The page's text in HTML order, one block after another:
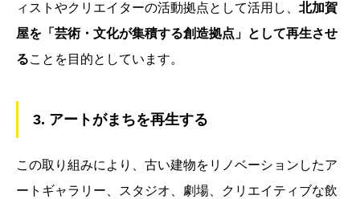
ィストやクリエイターの活動拠点として活用し、 北加賀
屋を「芸術・文化が集積する創造拠点」として再生させ
ることを目的としています。
3. アートがまちを再生する
この取り組みにより、古い建物をリノベーションしたア
ートギャラリー、スタジオ、劇場、クリエイティブな飲